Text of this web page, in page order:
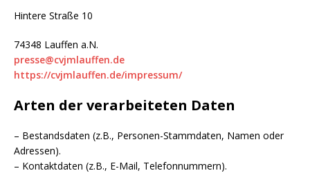
Hintere Straße 10
74348 Lauffen a.N.
presse@cvjmlauffen.de
https://cvjmlauffen.de/impressum/
Arten der verarbeiteten Daten
– Bestandsdaten (z.B., Personen-Stammdaten, Namen oder
Adressen).
– Kontaktdaten (z.B., E-Mail, Telefonnummern).